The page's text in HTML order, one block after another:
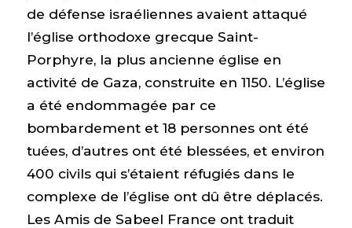
de défense israéliennes avaient attaqué
l’église orthodoxe grecque Saint-
Porphyre, la plus ancienne église en
activité de Gaza, construite en 1150. L’église
a été endommagée par ce
bombardement et 18 personnes ont été
tuées, d’autres ont été blessées, et environ
400 civils qui s’étaient réfugiés dans le
complexe de l’église ont dû être déplacés.
Les Amis de Sabeel France ont traduit